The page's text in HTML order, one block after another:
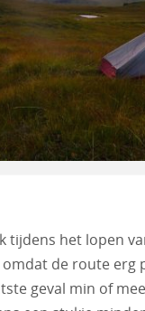
tijdens het lopen
omdat de route
geval min of